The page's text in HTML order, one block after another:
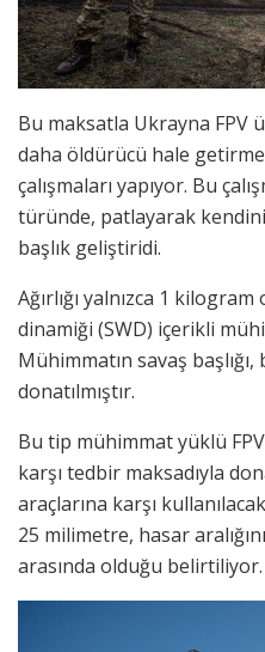
Bu maksatla Ukrayna FPV
daha öldürücü hale
çalışmaları yapıyor. Bu
türünde, patlayarak
başlık geliştiridi.
Ağırlığı yalnızca 1
dinamiği (SWD) içerikli
Mühimmatın savaş
donatılmıştır.
Bu tip mühimmat yüklü
karşı tedbir maksadıyla
araçlarına karşı
25 milimetre, hasar
arasında olduğu belirtiliyor.